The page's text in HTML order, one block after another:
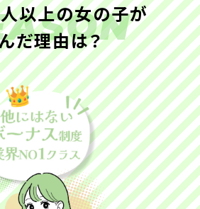
以上の女の子が
だ理由は？